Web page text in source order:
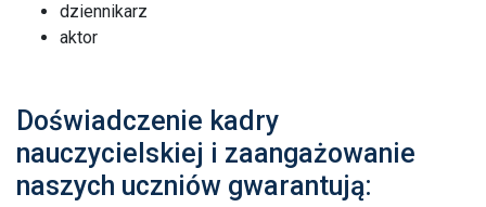
dziennikarz
aktor
Doświadczenie kadry
nauczycielskiej i zaangażowanie
naszych uczniów gwarantują: